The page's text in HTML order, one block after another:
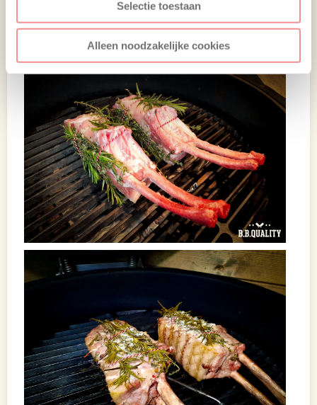
Selectie toestaan
Alleen noodzakelijke cookies
met knoflook, rozemarijn en tijm.